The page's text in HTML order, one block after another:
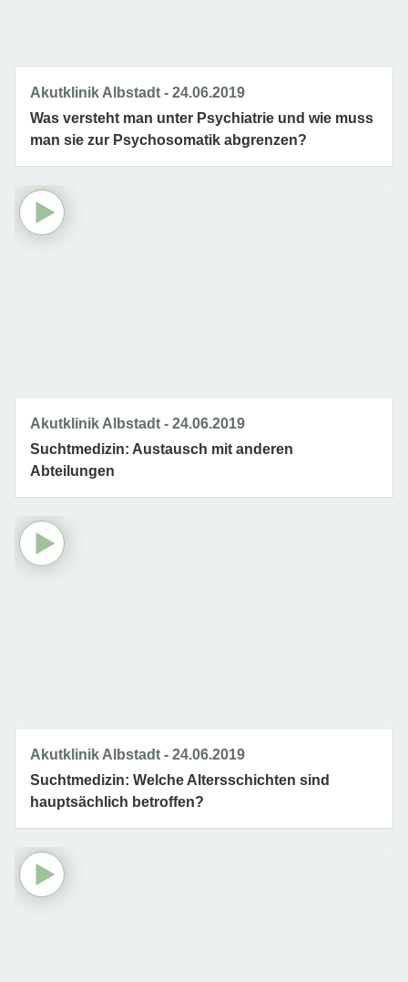
Akutklinik Albstadt
24.06.2019
Was versteht man unter Psychiatrie und wie muss
man sie zur Psychosomatik abgrenzen?
Akutklinik Albstadt
24.06.2019
Suchtmedizin: Austausch mit anderen
Abteilungen
Akutklinik Albstadt
24.06.2019
Suchtmedizin: Welche Altersschichten sind
hauptsächlich betroffen?